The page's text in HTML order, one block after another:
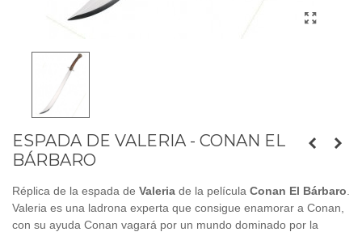
ESPADA DE VALERIA - CONAN EL
BÁRBARO
Réplica de la espada de Valeria de la película Conan El Bárbaro
Valeria es una ladrona experta que consigue enamorar a Conan,
con su ayuda Conan vagará por un mundo dominado por la